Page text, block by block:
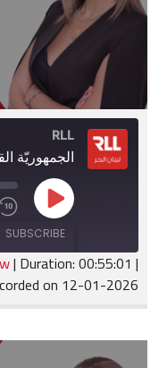
RLL
الجمهوريّة
Play
Episode
10SUBSCRIBE
RSS FEED
SHARE
| Duration: 00:55:01 |
on 12-01-2026